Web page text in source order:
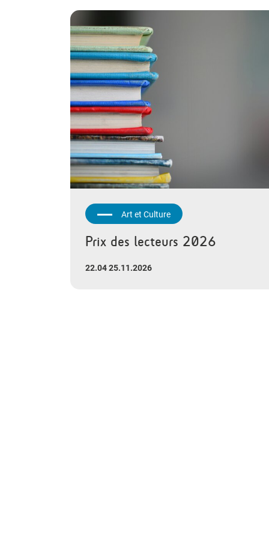
Art et Culture
Prix des lecteurs 2026
22.04 25.11.2026